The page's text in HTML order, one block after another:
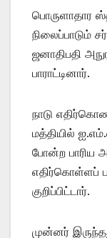
பொருளாதார
நிலைப்பாடும்
ஜனாதிபதி
பாராட்டினார்.
நாடு
மத்தியில்
போன்ற பாரிய
எதிர்கொள்ளப்
குறிப்பிட்டார்.
முன்னர்